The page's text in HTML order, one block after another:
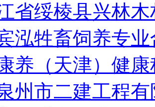
省绥棱县兴林
泓牲畜饲养专
养（天津）健
州市二建工程